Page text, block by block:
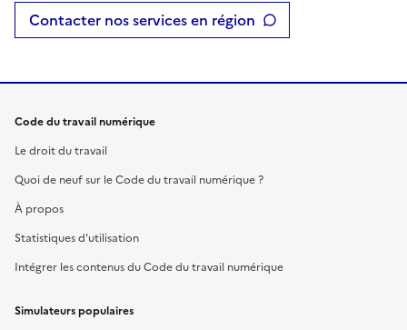
Contacter nos services en région
Code du travail numérique
Le droit du travail
Quoi de neuf sur le Code du travail numérique ?
À propos
Statistiques d'utilisation
Intégrer les contenus du Code du travail numérique
Simulateurs populaires